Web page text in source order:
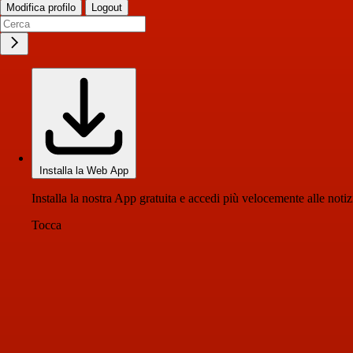
Modifica profilo Logout
Installa la Web App
Installa la nostra App gratuita e accedi più velocemente alle
Tocca